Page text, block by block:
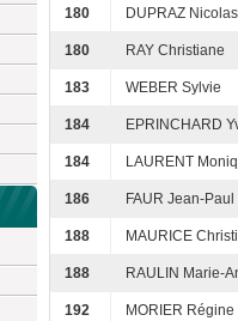
180 DUPRAZ Nicolas
180 RAY Christiane
183 WEBER Sylvie
184 EPRINCHARD
184 LAURENT
186 FAUR Jean-Paul
188 MAURICE
188 RAULIN Marie-
192 MORIER Régine